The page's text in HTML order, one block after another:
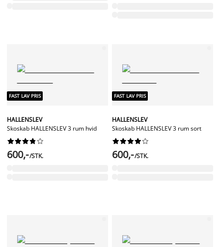
FAST LAV PRIS
HALLENSLEV
Skoskab HALLENSLEV 3 rum hvid






600,-/STK.
FAST LAV PRIS
HALLENSLEV
Skoskab HALLENSLEV 3 rum sort






600,-/STK.